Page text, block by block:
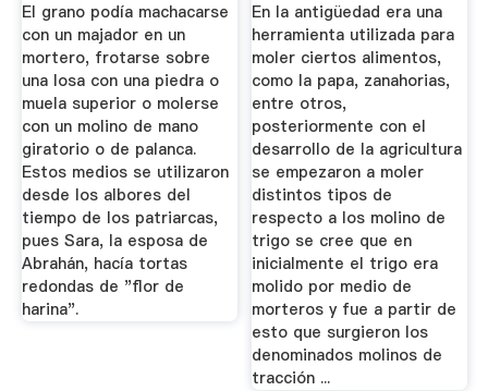
El grano podía machacarse
con un majador en un
mortero, frotarse sobre
una losa con una piedra o
muela superior o molerse
con un molino de mano
giratorio o de palanca.
Estos medios se utilizaron
desde los albores del
tiempo de los patriarcas,
pues Sara, la esposa de
Abrahán, hacía tortas
redondas de "flor de
harina".
En la antigüedad era una
herramienta utilizada para
moler ciertos alimentos,
como la papa, zanahorias,
entre otros,
posteriormente con el
desarrollo de la agricultura
se empezaron a moler
distintos tipos de
respecto a los molino de
trigo se cree que en
inicialmente el trigo era
molido por medio de
morteros y fue a partir de
esto que surgieron los
denominados molinos de
tracción ...